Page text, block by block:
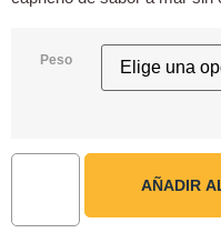
Peso
AÑADIR